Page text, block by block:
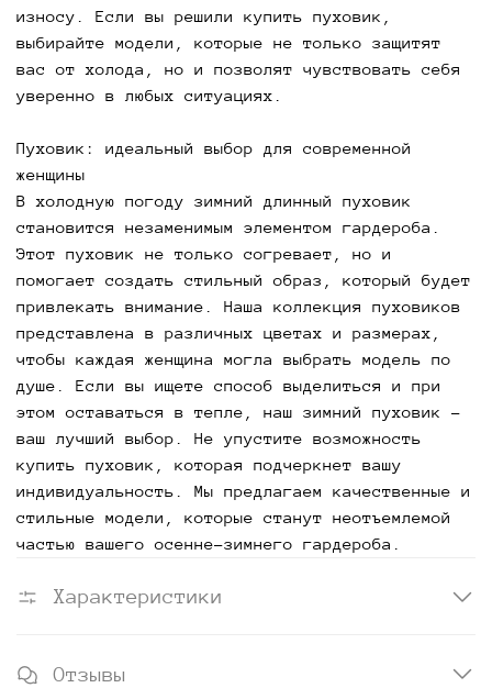
износу. Если вы решили купить пуховик,
выбирайте модели, которые не только защитят
вас от холода, но и позволят чувствовать себя
уверенно в любых ситуациях.
Пуховик: идеальный выбор для современной
женщины
В холодную погоду зимний длинный пуховик
становится незаменимым элементом гардероба.
Этот пуховик не только согревает, но и
помогает создать стильный образ, который будет
привлекать внимание. Наша коллекция пуховиков
представлена в различных цветах и размерах,
чтобы каждая женщина могла выбрать модель по
душе. Если вы ищете способ выделиться и при
этом оставаться в тепле, наш зимний пуховик –
ваш лучший выбор. Не упустите возможность
купить пуховик, которая подчеркнет вашу
индивидуальность. Мы предлагаем качественные и
стильные модели, которые станут неотъемлемой
частью вашего осенне-зимнего гардероба.
Характеристики
Отзывы